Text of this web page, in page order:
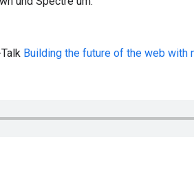
Building the future of the web with